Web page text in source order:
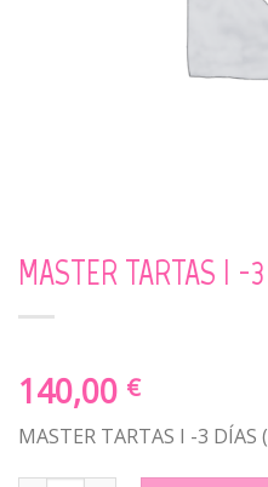
MASTER TARTAS I -
140,00 €
MASTER TARTAS I -3 DÍAS